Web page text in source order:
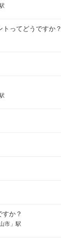
ってどうですか？
か？
市」駅